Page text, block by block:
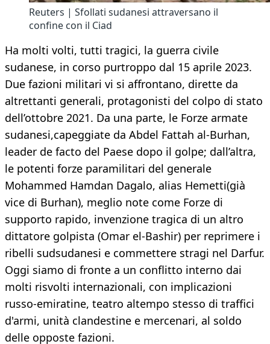
Reuters | Sfollati sudanesi attraversano il
confine con il Ciad
Ha molti volti, tutti tragici, la guerra civile
sudanese, in corso purtroppo dal 15 aprile 2023.
Due fazioni militari vi si affrontano, dirette da
altrettanti generali, protagonisti del colpo di stato
dell’ottobre 2021. Da una parte, le Forze armate
sudanesi,capeggiate da Abdel Fattah al-Burhan,
leader de facto del Paese dopo il golpe; dall’altra,
le potenti forze paramilitari del generale
Mohammed Hamdan Dagalo, alias Hemetti(già
vice di Burhan), meglio note come Forze di
supporto rapido, invenzione tragica di un altro
dittatore golpista (Omar el-Bashir) per reprimere i
ribelli sudsudanesi e commettere stragi nel Darfur.
Oggi siamo di fronte a un conflitto interno dai
molti risvolti internazionali, con implicazioni
russo-emiratine, teatro altempo stesso di traffici
d'armi, unità clandestine e mercenari, al soldo
delle opposte fazioni.